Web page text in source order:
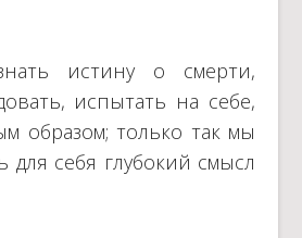
истину о смерти,
испытать на себе,
образом; только так мы
для себя глубокий смысл